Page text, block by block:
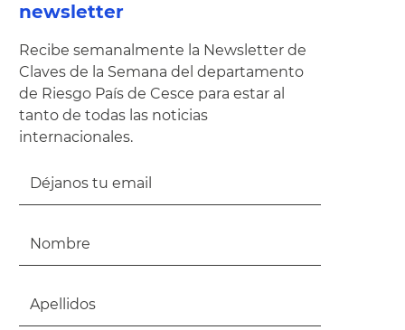
newsletter
Recibe semanalmente la Newsletter de
Claves de la Semana del departamento
de Riesgo País de Cesce para estar al
tanto de todas las noticias
internacionales.